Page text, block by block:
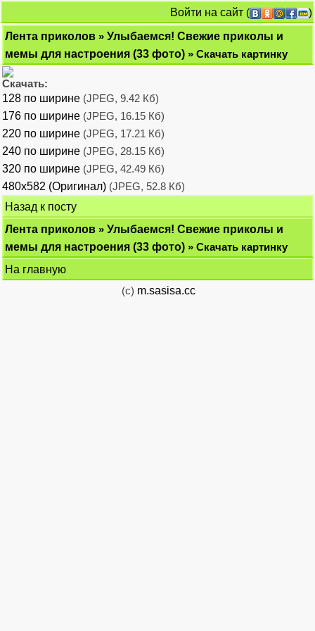
Войти на сайт (
)
Лента приколов » Улыбаемся! Свежие приколы и
мемы для настроения (33 фото) » Скачать картинку
Скачать:
128 по ширине (JPEG, 9.42 Кб)
176 по ширине (JPEG, 16.15 Кб)
220 по ширине (JPEG, 17.21 Кб)
240 по ширине (JPEG, 28.15 Кб)
320 по ширине (JPEG, 42.49 Кб)
480x582 (Оригинал) (JPEG, 52.8 Кб)
Назад к посту
Лента приколов » Улыбаемся! Свежие приколы и
мемы для настроения (33 фото) » Скачать картинку
На главную
(c) m.sasisa.cc